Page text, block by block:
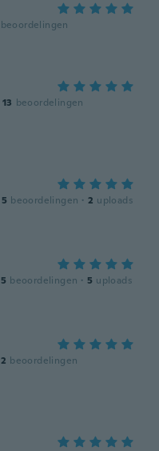
beoordelingen
13 beoordelingen
5 beoordelingen · 2 uploads
5 beoordelingen · 5 uploads
2 beoordelingen